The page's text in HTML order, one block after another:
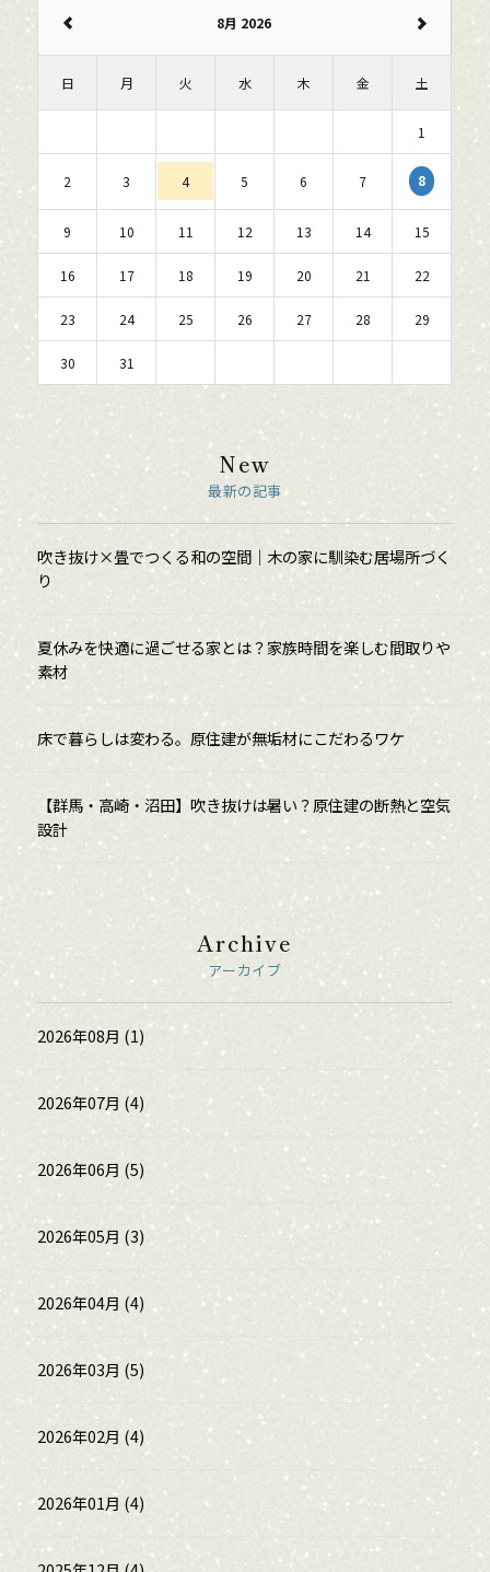
8月 2026
日 月 火 水 木 金 土
1
2 3 4 5 6 7 8
9 10 11 12 13 14 15
16 17 18 19 20 21 22
23 24 25 26 27 28 29
30 31
New
最新の記事
吹き抜け×畳でつくる和の空間｜木の家に馴染む居場所づく
り
夏休みを快適に過ごせる家とは？家族時間を楽しむ間取りや
素材
床で暮らしは変わる。原住建が無垢材にこだわるワケ
【群馬・高崎・沼田】吹き抜けは暑い？原住建の断熱と空気
設計
Archive
アーカイブ
2026年08月 (1)
2026年07月 (4)
2026年06月 (5)
2026年05月 (3)
2026年04月 (4)
2026年03月 (5)
2026年02月 (4)
2026年01月 (4)